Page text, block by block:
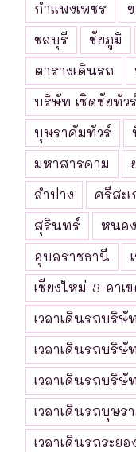
กำแพงเพชร
ชลบุรี
ชัยภูมิ
ตารางเดินรถ
บริษัท เชิดชัยทัว
บุษราคัมทัวร์
มหาสารคาม
ลำปาง
ศรีสะ
สุรินทร์
หนอ
อุบลราชธานี
เชียงใหม่-3-อาเ
เวลาเดินรถบริ
เวลาเดินรถบริษั
เวลาเดินรถบริษั
เวลาเดินรถบุษร
เวลาเดินรถระย